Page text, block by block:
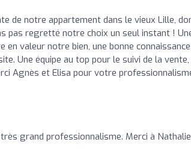
de notre appartement dans le vieux Lille,
pas regretté notre choix un seul instant !
valeur notre bien, une bonne
Une équipe au top pour le suivi de la vente,
Agnès et Elisa pour votre
grand professionnalisme. Merci à Nathalie